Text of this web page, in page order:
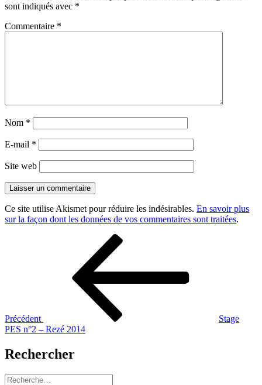
sont indiqués avec *
Commentaire *
Nom *
E-mail *
Site web
Ce site utilise Akismet pour réduire les indésirables. En savoir plus
sur la façon dont les données de vos commentaires sont traitées.
Précédent
Stage
PES n°2 – Rezé 2014
Rechercher
Recherche